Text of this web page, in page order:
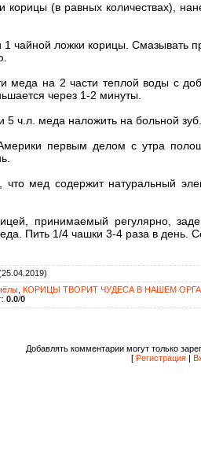
(в равных количествах),
чайной ложки корицы.
на 2 части теплой воды с
через 1-2 минуты.
ч.л. меда наложить на больной
первым делом с утра
мед содержит натуральный
принимаемый регулярно,
Пить 1/4 чашки 3-4 раза в день.
, КОРИЦЫ ТВОРИТ ЧУДЕСА В НАШЕМ
: 0.0/0
Добавлять комментарии могут только
[ Регистрация |